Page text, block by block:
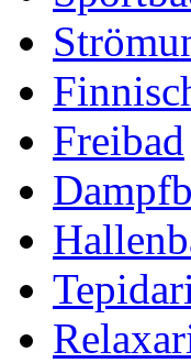
Freibad